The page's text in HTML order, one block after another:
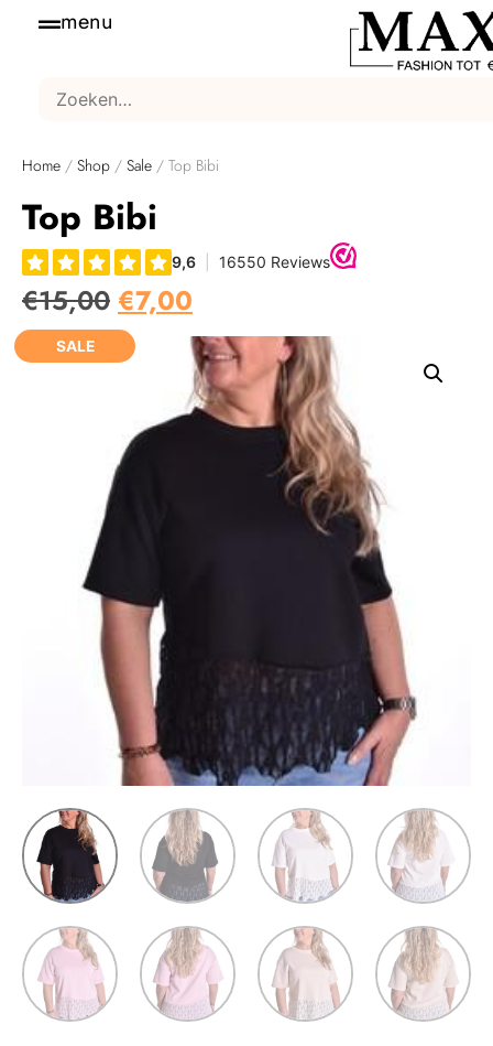
menu
Home / Shop / Sale / Top Bibi
Top Bibi
€15,00 €7,00
SALE